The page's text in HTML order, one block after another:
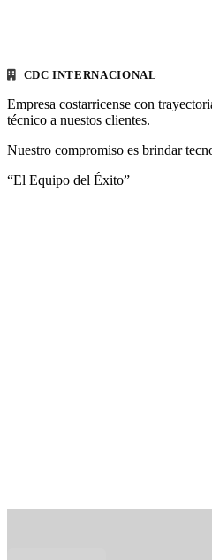
CDC INTERNACIONAL
Empresa costarricense con
técnico a nuestos clientes.
Nuestro compromiso es brindar
“El Equipo del Éxito”